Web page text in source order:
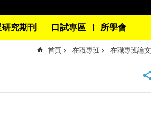
究期刊 口試專區 所學會
首頁 在職專班 在職專班論文